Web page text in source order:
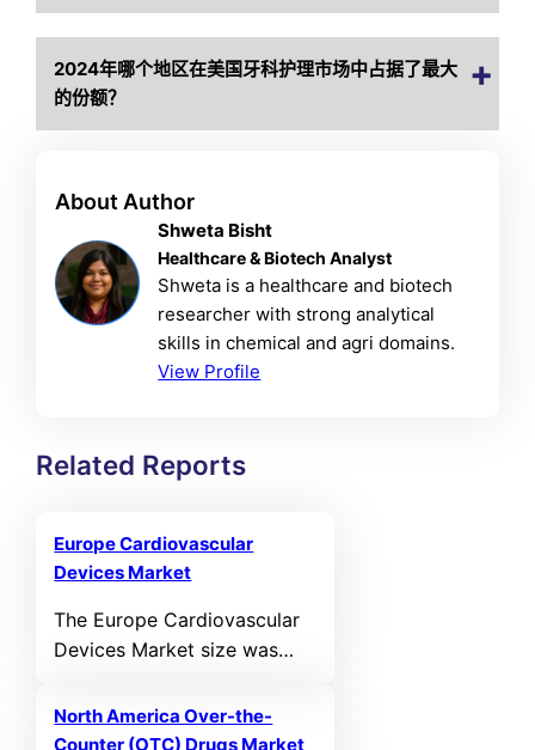
2024年哪个地区在美国牙科护理市场中占据了最大
的份额？
About Author
Shweta Bisht
Healthcare & Biotech Analyst
Shweta is a healthcare and biotech
researcher with strong analytical
skills in chemical and agri domains.
View Profile
Related Reports
Europe Cardiovascular
Devices Market
The Europe Cardiovascular
Devices Market size was
in 2021 and reached USD
14,497.23 MN in 2025. It is
North America Over-the-
Counter (OTC) Drugs Market